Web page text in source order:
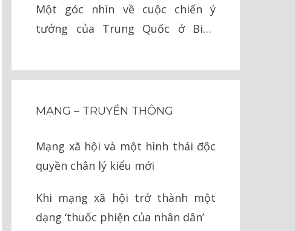
Một góc nhìn về cuộc chiến ý
tưởng của Trung Quốc ở Biển
MẠNG – TRUYỀN THÔNG
Mạng xã hội và một hình thái độc
quyền chân lý kiểu mới
Khi mạng xã hội trở thành một
dạng ‘thuốc phiện của nhân dân’